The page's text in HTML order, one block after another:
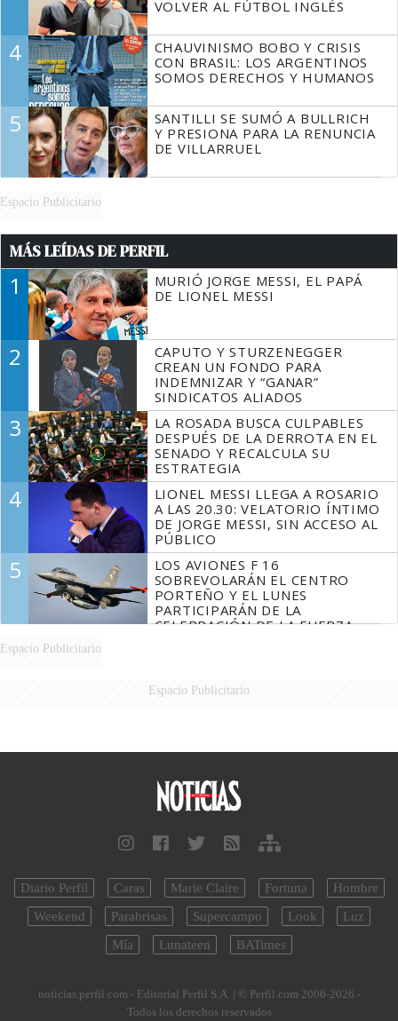
VOLVER AL FÚTBOL INGLÉS
4
CHAUVINISMO BOBO Y CRISIS
CON BRASIL: LOS ARGENTINOS
SOMOS DERECHOS Y HUMANOS
5
SANTILLI SE SUMÓ A BULLRICH
Y PRESIONA PARA LA RENUNCIA
DE VILLARRUEL
Espacio Publicitario
MÁS LEÍDAS DE PERFIL
1
MURIÓ JORGE MESSI, EL PAPÁ
DE LIONEL MESSI
2
CAPUTO Y STURZENEGGER
CREAN UN FONDO PARA
INDEMNIZAR Y “GANAR”
SINDICATOS ALIADOS
3
LA ROSADA BUSCA CULPABLES
DESPUÉS DE LA DERROTA EN EL
SENADO Y RECALCULA SU
ESTRATEGIA
4
LIONEL MESSI LLEGA A ROSARIO
A LAS 20.30: VELATORIO ÍNTIMO
DE JORGE MESSI, SIN ACCESO AL
PÚBLICO
5
LOS AVIONES F 16
SOBREVOLARÁN EL CENTRO
PORTEÑO Y EL LUNES
PARTICIPARÁN DE LA
CELEBRACIÓN DE LA FUERZA
Espacio Publicitario
Espacio Publicitario
Diario Perfil Caras Marie Claire Fortuna
Hombre
Weekend
Parabrisas Supercampo Look
Luz
Mía
Lunateen BATimes
noticias.perfil.com - Editorial Perfil S.A. | © Perfil.com 2006-2026 -
Todos los derechos reservados